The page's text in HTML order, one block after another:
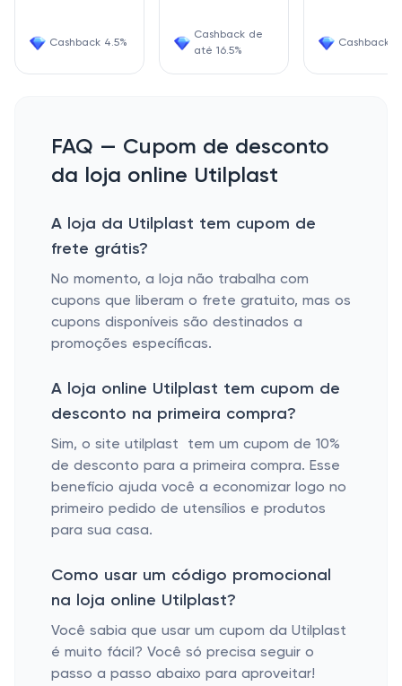
Cashback 4.5%
Cashback de
até 16.5%
Cashback
FAQ — Cupom de desconto
da loja online Utilplast
A loja da Utilplast tem cupom de
frete grátis?
No momento, a loja não trabalha com
cupons que liberam o frete gratuito, mas os
cupons disponíveis são destinados a
promoções específicas.
A loja online Utilplast tem cupom de
desconto na primeira compra?
Sim, o site utilplast tem um cupom de 10%
de desconto para a primeira compra. Esse
benefício ajuda você a economizar logo no
primeiro pedido de utensílios e produtos
para sua casa.
Como usar um código promocional
na loja online Utilplast?
Você sabia que usar um cupom da Utilplast
é muito fácil? Você só precisa seguir o
passo a passo abaixo para aproveitar!